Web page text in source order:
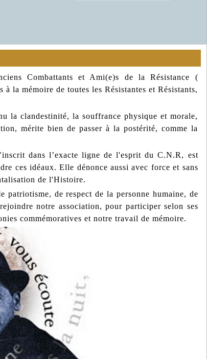
Combattants et Ami(e)s de la Résistance (
la mémoire de toutes les Résistantes et Résistants,
la clandestinité, la souffrance physique et morale,
mérite bien de passer à la postérité, comme la
dans l’exacte ligne de l'esprit du C.N.R, est
ces idéaux. Elle dénonce aussi avec force et sans
de l'Histoire.
patriotisme, de respect de la personne humaine, de
notre association, pour participer selon ses
commémoratives et notre travail de mémoire.